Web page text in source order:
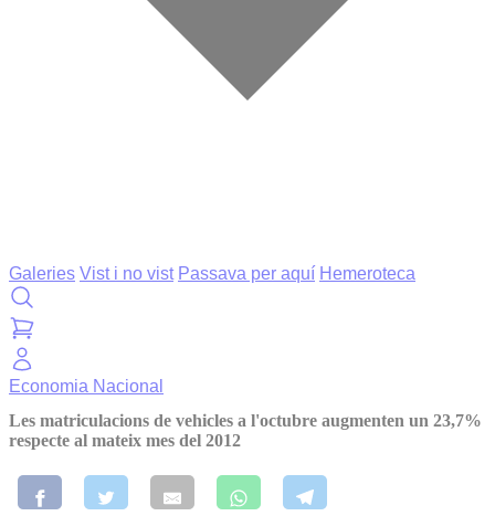
Galeries Vist i no vist Passava per aquí Hemeroteca
Economia Nacional
Les matriculacions de vehicles a l'octubre augmenten un 23,7%
respecte al mateix mes del 2012